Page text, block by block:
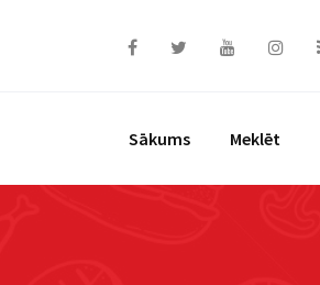
Sākums Meklēt